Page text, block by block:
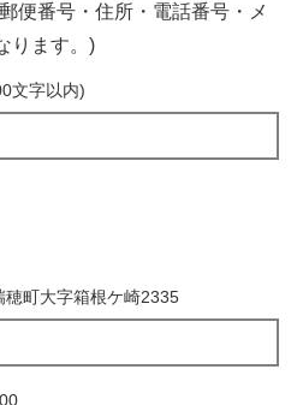
便番号・住所・電話番号・メ
ります。)
文字以内)
町大字箱根ケ崎2335